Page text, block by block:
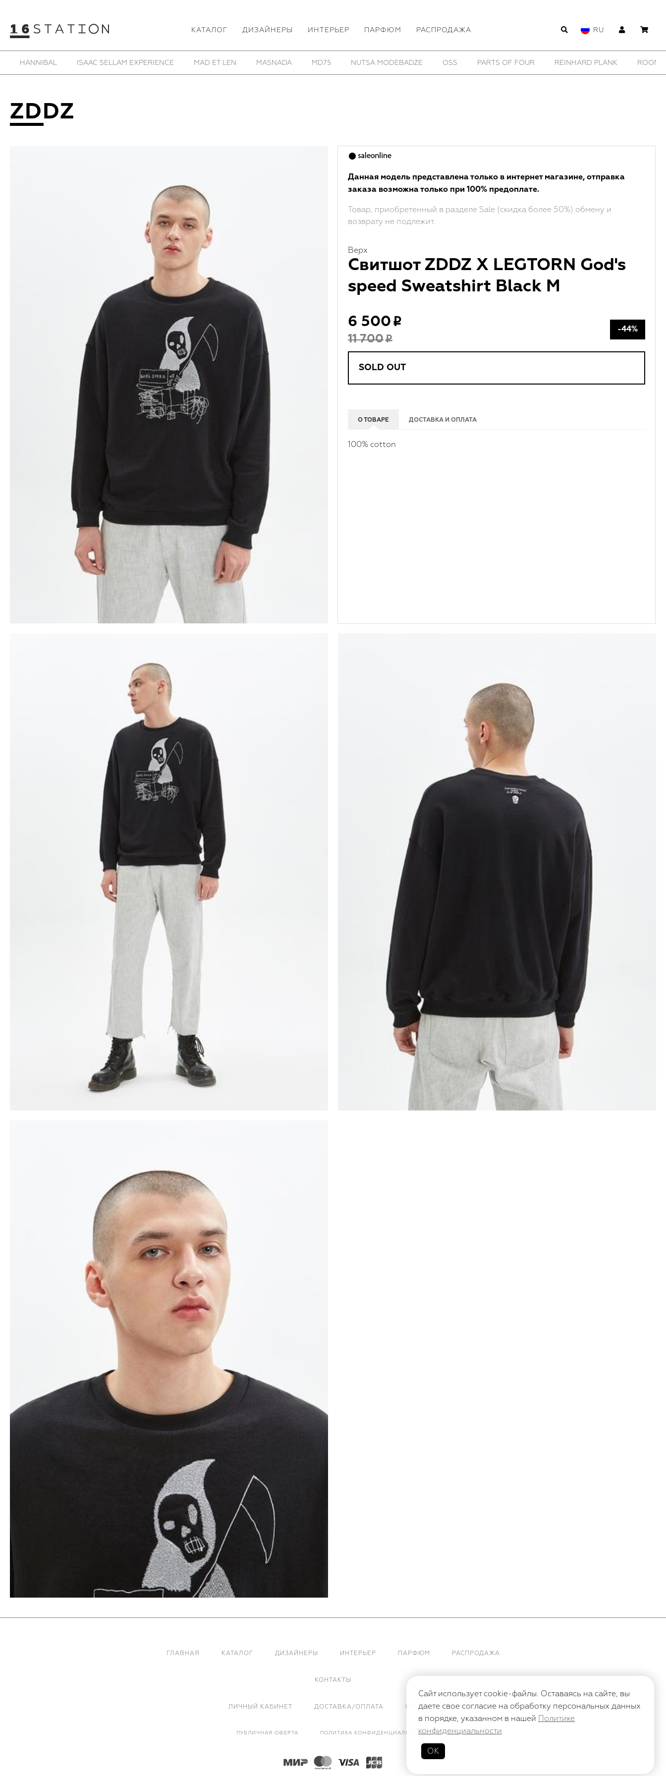
КАТАЛОГ ДИЗАЙНЕРЫ ИНТЕРЬЕР ПАРФЮМ РАСПРОДАЖА RU
NUTSA MODEBADZE OSS PARTS OF FOUR REINHARD PLANK ROOMERS FURNITURE SAMOKE SHE IS MONO SHOESOFRENIA THOM/KROM
ZDDZ
Данная модель представлена только в интернет магазине, отправка
заказа возможна только при 100% предоплате.
Товар, приобретенный в разделе Sale (скидка более 50%) обмену и
возврату не подлежит.
Верх
Свитшот ZDDZ X LEGTORN God's
speed Sweatshirt Black M
6 500
11 700
-44%
SOLD OUT
О ТОВАРЕ ДОСТАВКА И ОПЛАТА
100% cotton
ГЛАВНАЯ КАТАЛОГ ДИЗАЙНЕРЫ ИНТЕРЬЕР ПАРФЮМ РАСПРОДАЖА
КОНТАКТЫ
ЛИЧНЫЙ КАБИНЕТ ДОСТАВКА/ОПЛАТА КОРЗИНА
ПУБЛИЧНАЯ ОФЕРТА ПОЛИТИКА КОНФИДЕНЦИАЛЬНОСТИ
Сайт использует cookie-файлы. Оставаясь на сайте, вы
даете свое согласие на обработку персональных данных
в порядке, указанном в нашей Политике
конфиденциальности
ОК